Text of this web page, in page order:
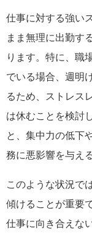
仕事に対する強い
まま無理に出勤す
ります。特に、職
でいる場合、週明
るため、ストレス
は休むことを検討
と、集中力の低下
務に悪影響を与え
このような状況で
傾けることが重要
仕事に向き合えな